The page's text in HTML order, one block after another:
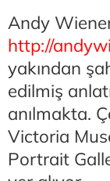
Andy
http://
yakından
edilmiş
anılmakta.
Victoria
Portrait